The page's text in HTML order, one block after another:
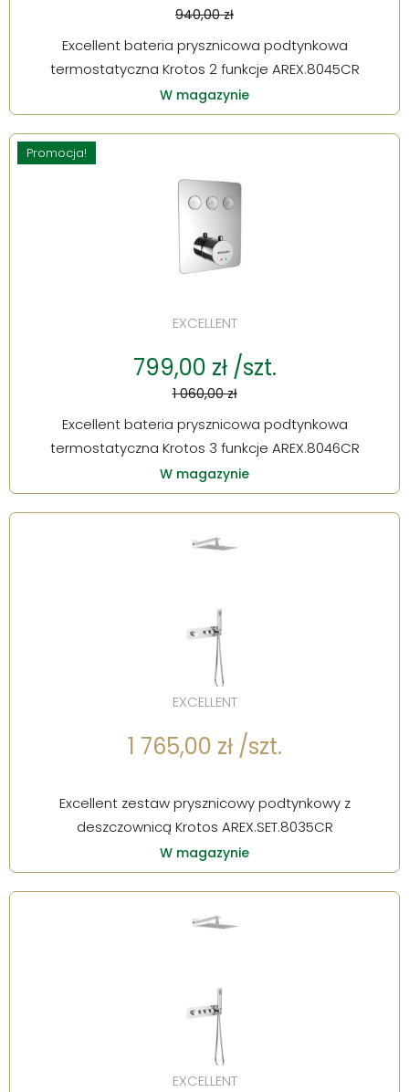
940,00 zł
Excellent bateria prysznicowa podtynkowa
termostatyczna Krotos 2 funkcje AREX.8045CR
W magazynie
Promocja!
EXCELLENT
799,00 zł /szt.
1 060,00 zł
Excellent bateria prysznicowa podtynkowa
termostatyczna Krotos 3 funkcje AREX.8046CR
W magazynie
EXCELLENT
1 765,00 zł /szt.
Excellent zestaw prysznicowy podtynkowy z
deszczownicą Krotos AREX.SET.8035CR
W magazynie
EXCELLENT